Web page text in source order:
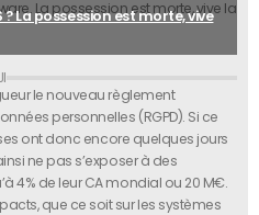
La possession est morte, vive
La possession est morte, vive la
le nouveau règlement
personnelles (RGPD). Si ce
ont donc encore quelques jours
ne pas s’exposer à des
4% de leur CA mondial ou 20 M€.
que ce soit sur les systèmes